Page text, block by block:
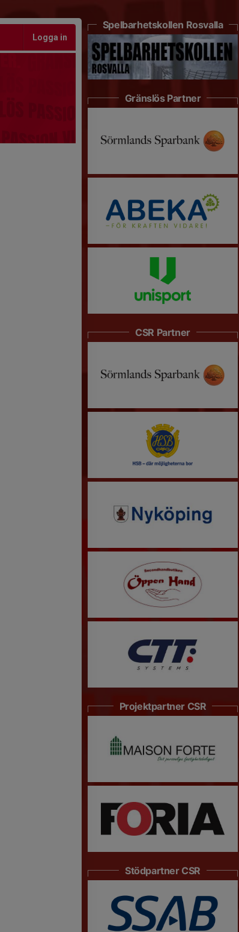
Logga in
Spelbarhetskollen Rosvalla
Gränslös Partner
CSR Partner
Projektpartner CSR
Stödpartner CSR